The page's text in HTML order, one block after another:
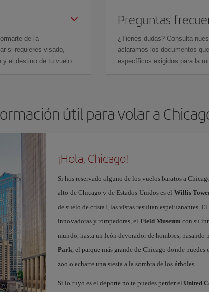
de la
si requieres visado,
y el destino de tu vuelo.
Preguntas
¿Tienes dudas? Consulta
aclaramos los documentos
específicos exigidos para la
útil para volar a
¡Hola, Chicago!
Si has reservado alguno de los vuelos baratos a
alto de Chicago y de Estados Unidos es el Willis
de suelo de cristal, las vistas resultan espeluznantes. El
innovadoras y rompedoras, el Field Museumcon su
mundo, hasta un león devorador de hombres, pasando
Park, el parque más grande de Chicago donde
zoo o echarte una siesta a la sombra de los árboles.
Si lo tuyo es el deporte no te puedes perder el United